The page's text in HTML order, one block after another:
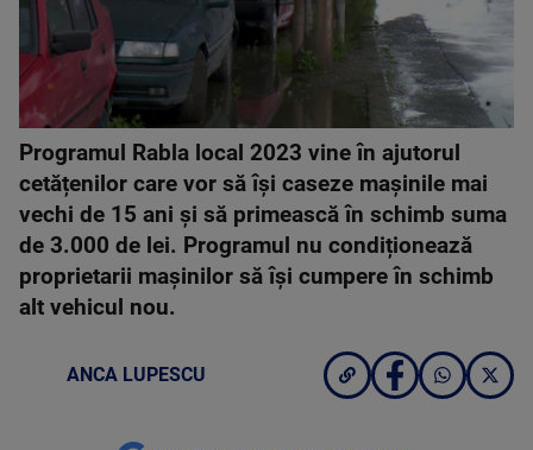
Programul Rabla local 2023 vine în ajutorul
cetățenilor care vor să își caseze mașinile mai
vechi de 15 ani și să primească în schimb suma
de 3.000 de lei. Programul nu condiționează
proprietarii mașinilor să își cumpere în schimb
alt vehicul nou.
ANCA LUPESCU